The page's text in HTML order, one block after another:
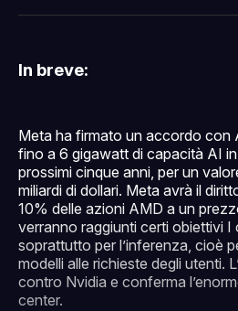
Facebook
Pinterest
LinkedIn
In breve:
Meta ha firmato un accordo con
fino a 6 gigawatt di capacità AI
prossimi cinque anni, per un
miliardi di dollari. Meta avrà il
10% delle azioni AMD a un
verranno raggiunti certi obiettivi I
soprattutto per l’inferenza, cioè
modelli alle richieste degli utenti.
contro Nvidia e conferma
center.